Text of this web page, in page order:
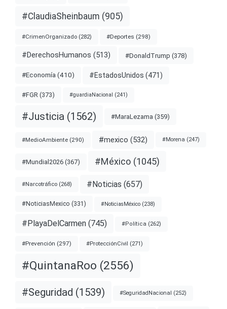
#ClaudiaSheinbaum (905)
#CrimenOrganizado (282) #Deportes (298)
#DerechosHumanos (513) #DonaldTrump (378)
#Economía (410) #EstadosUnidos (471)
#FGR (373) #guardiaNacional (241)
#Justicia (1562) #MaraLezama (359)
#MedioAmbiente (290) #mexico (532) #Morena (247)
#Mundial2026 (367) #México (1045)
#Narcotráfico (268) #Noticias (657)
#NoticiasMexico (331) #NoticiasMéxico (238)
#PlayaDelCarmen (745) #Política (262)
#Prevención (297) #ProtecciónCivil (271)
#QuintanaRoo (2556)
#Seguridad (1539) #SeguridadNacional (252)